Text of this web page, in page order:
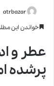
atrbazar
خواندن این مطلب 4 دقیقه زمان
عطر و
پرشده